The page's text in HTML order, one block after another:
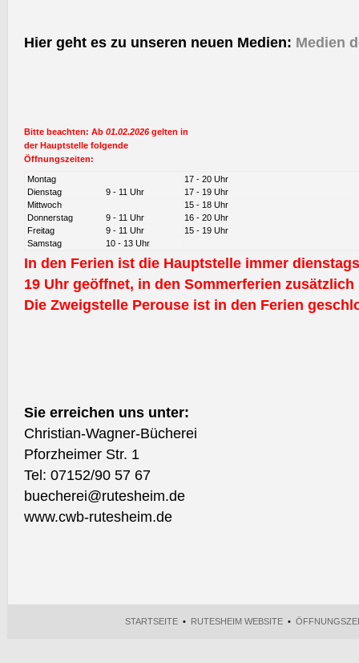
Hier geht es zu unseren neuen Medien: Medien
Bitte beachten: Ab 01.02.2026 gelten in
der Hauptstelle folgende
Öffnungszeiten:
Montag
17 - 20 Uhr
Dienstag
9 - 11 Uhr
17 - 19 Uhr
Mittwoch
15 - 18 Uhr
Donnerstag
9 - 11 Uhr
16 - 20 Uhr
Freitag
9 - 11 Uhr
15 - 19 Uhr
Samstag
10 - 13 Uhr
In den Ferien ist die Hauptstelle immer
19 Uhr geöffnet, in den Sommerferien zusätzlich
Die Zweigstelle Perouse ist in den Ferien
Sie erreichen uns unter:
Christian-Wagner-Bücherei
Pforzheimer Str. 1
Tel: 07152/90 57 67
buecherei@rutesheim.de
www.cwb-rutesheim.de
STARTSEITE • RUTESHEIM WEBSITE •